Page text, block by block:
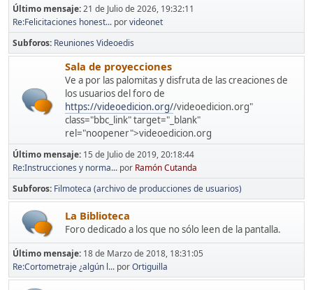
Último mensaje:21 de Julio de 2026, 19:32:11
Re:Felicitaciones honest... porvideonet
Subforos Reuniones Videoedis
Sala de proyecciones
Ve a por las palomitas y disfruta de las creaciones de
los usuarios del foro de
https://videoedicion.org//videoedicion.org"
class="bbc_link" target="_blank"
rel="noopener">videoedicion.org
Último mensaje: 15 de Julio de 2019, 20:18:44
Re:Instrucciones y norma... por Ramón Cutanda
Subforos Filmoteca (archivo de producciones de usuarios)
La Biblioteca
Foro dedicado a los que no sólo leen de la pantalla.
Último mensaje: 18 de Marzo de 2018, 18:31:05
Re:Cortometraje ¿algún l... porOrtiguilla